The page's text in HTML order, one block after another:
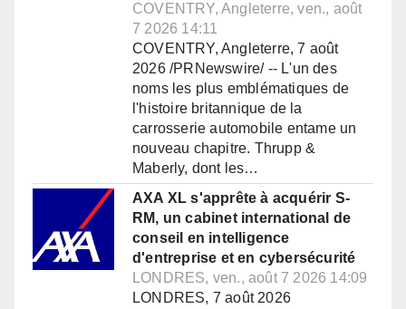
COVENTRY, Angleterre, ven., août
7 2026 14:11
COVENTRY, Angleterre, 7 août
2026 /PRNewswire/ -- L'un des
noms les plus emblématiques de
l'histoire britannique de la
carrosserie automobile entame un
nouveau chapitre. Thrupp &
Maberly, dont les…
AXA XL s'apprête à acquérir S-
RM, un cabinet international de
conseil en intelligence
d'entreprise et en cybersécurité
LONDRES, ven., août 7 2026 14:09
LONDRES, 7 août 2026